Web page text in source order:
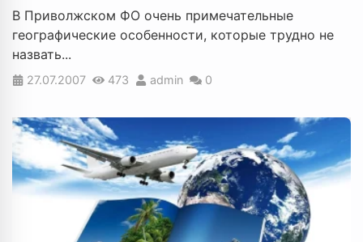
В Приволжском ФО очень примечательные
географические особенности, которые трудно не
назвать...
27.07.2007 473 admin 0